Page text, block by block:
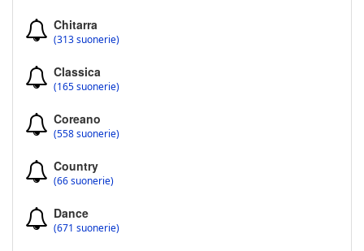
Chitarra
(313 suonerie)
Classica
(165 suonerie)
Coreano
(558 suonerie)
Country
(66 suonerie)
Dance
(671 suonerie)